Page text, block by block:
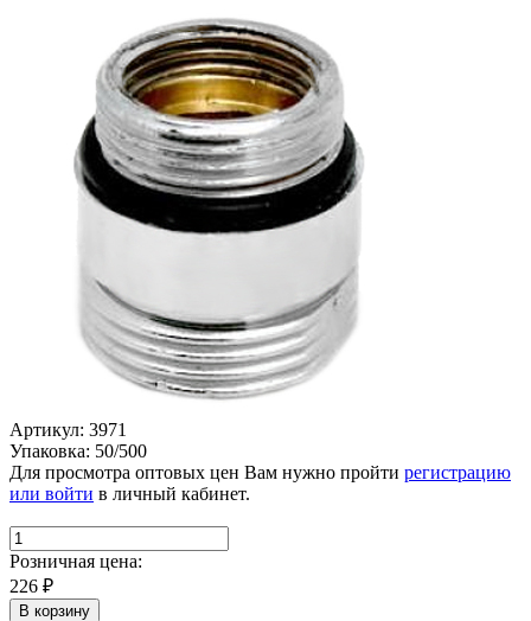
Артикул: 3971
Упаковка: 50/500
Для просмотра оптовых цен Вам нужно пройти регистрацию
или войти в личный кабинет.
Розничная цена:
226 ₽
В корзину